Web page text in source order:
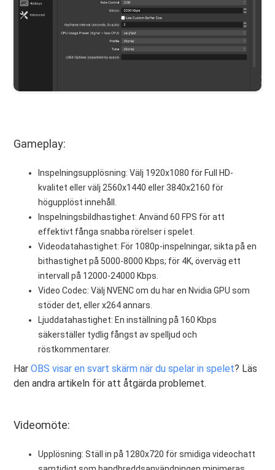
Gameplay:
Inspelningsupplösning: Välj 1920x1080 för Full HD-
kvalitet eller välj 2560x1440 eller 3840x2160 för
högupplöst innehåll.
Inspelningsbildhastighet: Använd 60 FPS för att
effektivt fånga snabba rörelser i spelet.
Videodatahastighet: För 1080p-inspelningar, sikta på en
bithastighet på 5000-8000 Kbps; för 4K, överväg ett
intervall på 12000-24000 Kbps.
Video Codec: Välj NVENC om du har en Nvidia GPU som
stöder det, eller x264 annars.
Ljuddatahastighet: En inställning på 160 Kbps
säkerställer tydlig fångst av spelljud och
röstkommentarer.
HarOBS visar en svart skärm när du spelar in spelet? Läs
den andra artikeln för att åtgärda problemet.
Videomöte:
Upplösning: Ställ in på 1280x720 för smidiga videochatt